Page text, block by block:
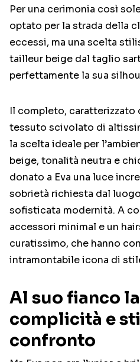
Per una cerimonia così
optato per la strada della
eccessi, ma una scelta
tailleur beige dal taglio
perfettamente la sua
Il completo, caratterizzato
tessuto scivolato di
la scelta ideale per
beige, tonalità neutra e
donato a Eva una luce
sobrietà richiesta dal
sofisticata modernità. A
accessori minimal e un
curatissimo, che hanno
intramontabile icona di
Al suo fianco
complicità e
confronto